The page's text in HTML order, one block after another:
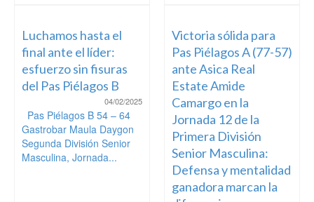
Luchamos hasta el
final ante el líder:
esfuerzo sin fisuras
del Pas Piélagos B
04/02/2025
Pas Piélagos B 54 – 64
Gastrobar Maula Daygon
Segunda División Senior
Masculina, Jornada...
Victoria sólida para
Pas Piélagos A (77-57)
ante Asica Real
Estate Amide
Camargo en la
Jornada 12 de la
Primera División
Senior Masculina:
Defensa y mentalidad
ganadora marcan la